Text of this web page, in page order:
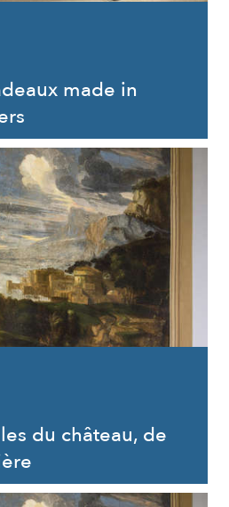
made in
du château, de